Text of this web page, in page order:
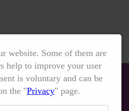
website. Some of them are
help to improve your user
is voluntary and can be
the "Privacy" page.